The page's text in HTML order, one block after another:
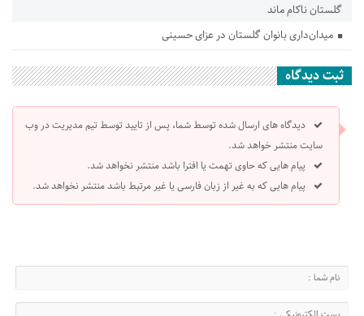
گلستان ناکام ماند
میدان‌داری بانوان گلستان در عزای حسینی
ثبت دیدگاه
دیدگاه های ارسال شده توسط شما، پس از تایید توسط تیم مدیریت در وب
سایت منتشر خواهد شد.
پیام هایی که حاوی تهمت یا افترا باشد منتشر نخواهد شد.
پیام هایی که به غیر از زبان فارسی یا غیر مرتبط باشد منتشر نخواهد شد.